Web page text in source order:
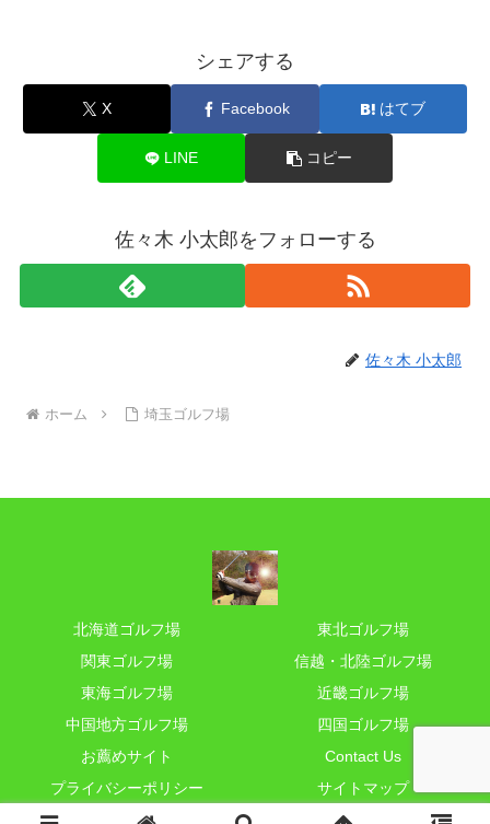
シェアする
X Facebook はてブ
LINE コピー
佐々木 小太郎をフォローする
佐々木 小太郎
ホーム 埼玉ゴルフ場
北海道ゴルフ場
東北ゴルフ場
関東ゴルフ場
信越・北陸ゴルフ場
東海ゴルフ場
近畿ゴルフ場
中国地方ゴルフ場
四国ゴルフ場
お薦めサイト
Contact Us
プライバシーポリシー
サイトマップ